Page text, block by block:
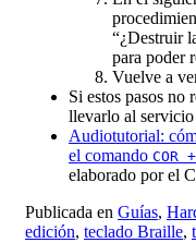
“¿Destruir
para poder
Vuelve a
Si estos pasos no
llevarlo al servicio
Audiotutorial:
el comando COR
elaborado por el
Publicada en Guías,
edición, teclado Braille,